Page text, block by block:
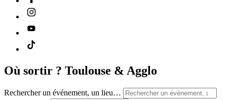
Où sortir ? Toulouse & Agglo
Rechercher un événement, un lieu…